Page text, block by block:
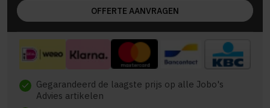
OFFERTE AANVRAGEN
check Gegarandeerd de laagste prijs op alle Jobo's
Advies artikelen